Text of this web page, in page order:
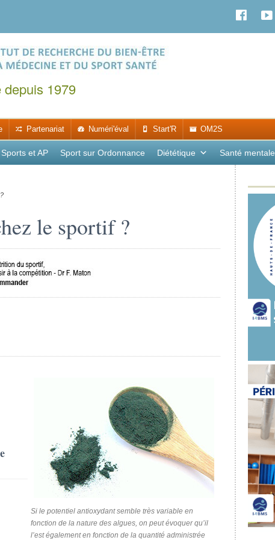
1979
Partenariat Numéri'éval Start'R OM2S
Sports et AP Sport sur Ordonnance Diététique Santé mentale
le sportif ?
Si le potentiel antioxydant semble très variable en
fonction de la nature des algues, on peut évoquer qu’il
l’est également en fonction de la quantité administrée